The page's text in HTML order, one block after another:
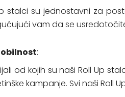
stalci su jednostavni za
vam da se
:
od kojih su naši Roll Up
kampanje. Svi naši